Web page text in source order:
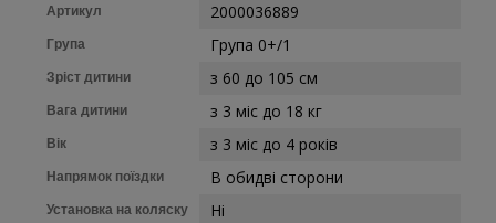
Артикул 2000036889
Група Група 0+/1
Зріст дитини з 60 до 105 см
Вага дитини з 3 міс до 18 кг
Вік з 3 міс до 4 років
Напрямок поїздки В обидві сторони
Установка на коляску Ні